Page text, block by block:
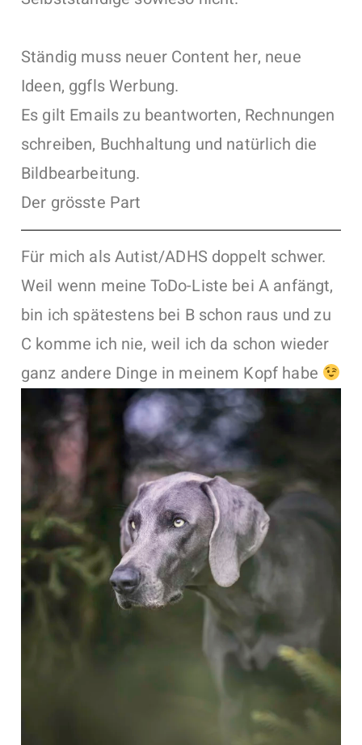
Ständig muss neuer Content her, neue
Ideen, ggfls Werbung.
Es gilt Emails zu beantworten, Rechnungen
schreiben, Buchhaltung und natürlich die
Bildbearbeitung.
Der grösste Part
Für mich als Autist/ADHS doppelt schwer.
Weil wenn meine ToDo-Liste bei A anfängt,
bin ich spätestens bei B schon raus und zu
C komme ich nie, weil ich da schon wieder
ganz andere Dinge in meinem Kopf habe